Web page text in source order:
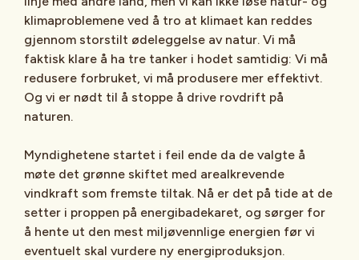
klimaproblemene ved å tro at klimaet kan reddes
gjennom storstilt ødeleggelse av natur. Vi må
faktisk klare å ha tre tanker i hodet samtidig: Vi må
redusere forbruket, vi må produsere mer effektivt.
Og vi er nødt til å stoppe å drive rovdrift på
naturen.
Myndighetene startet i feil ende da de valgte å
møte det grønne skiftet med arealkrevende
vindkraft som fremste tiltak. Nå er det på tide at de
setter i proppen på energibadekaret, og sørger for
å hente ut den mest miljøvennlige energien før vi
eventuelt skal vurdere ny energiproduksjon.